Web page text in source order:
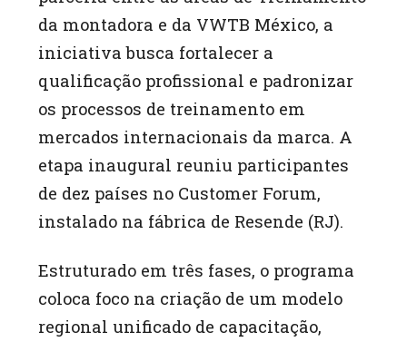
da montadora e da VWTB México, a
iniciativa busca fortalecer a
qualificação profissional e padronizar
os processos de treinamento em
mercados internacionais da marca. A
etapa inaugural reuniu participantes
de dez países no Customer Forum,
instalado na fábrica de Resende (RJ).
Estruturado em três fases, o programa
coloca foco na criação de um modelo
regional unificado de capacitação,